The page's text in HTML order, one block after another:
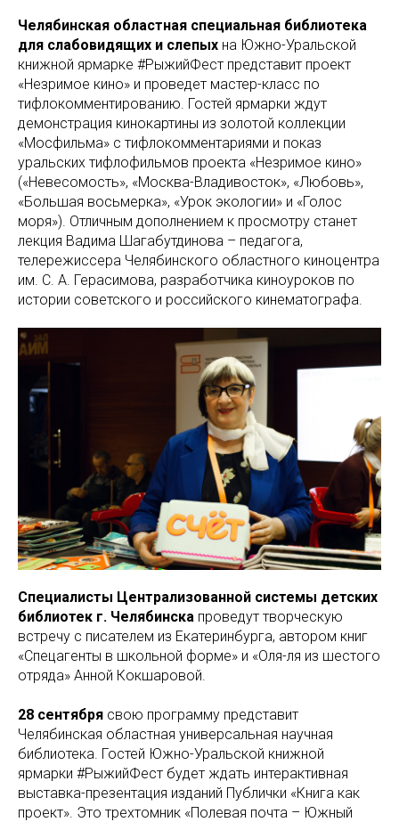
Челябинская областная специальная библиотека
для слабовидящих и слепых на Южно-Уральской
книжной ярмарке #РыжийФест представит проект
«Незримое кино» и проведет мастер-класс по
тифлокомментированию. Гостей ярмарки ждут
демонстрация кинокартины из золотой коллекции
«Мосфильма» с тифлокомментариями и показ
уральских тифлофильмов проекта «Незримое кино»
(«Невесомость», «Москва-Владивосток», «Любовь»,
«Большая восьмерка», «Урок экологии» и «Голос
моря»). Отличным дополнением к просмотру станет
лекция Вадима Шагабутдинова – педагога,
телережиссера Челябинского областного киноцентра
им. С. А. Герасимова, разработчика киноуроков по
истории советского и российского кинематографа.
Специалисты Централизованной системы детских
библиотек г. Челябинска проведут творческую
встречу с писателем из Екатеринбурга, автором книг
«Спецагенты в школьной форме» и «Оля-ля из шестого
отряда» Анной Кокшаровой.
28 сентября свою программу представит
Челябинская областная универсальная научная
библиотека. Гостей Южно-Уральской книжной
ярмарки #РыжийФест будет ждать интерактивная
выставка-презентация изданий Публички «Книга как
проект». Это трехтомник «Полевая почта – Южный